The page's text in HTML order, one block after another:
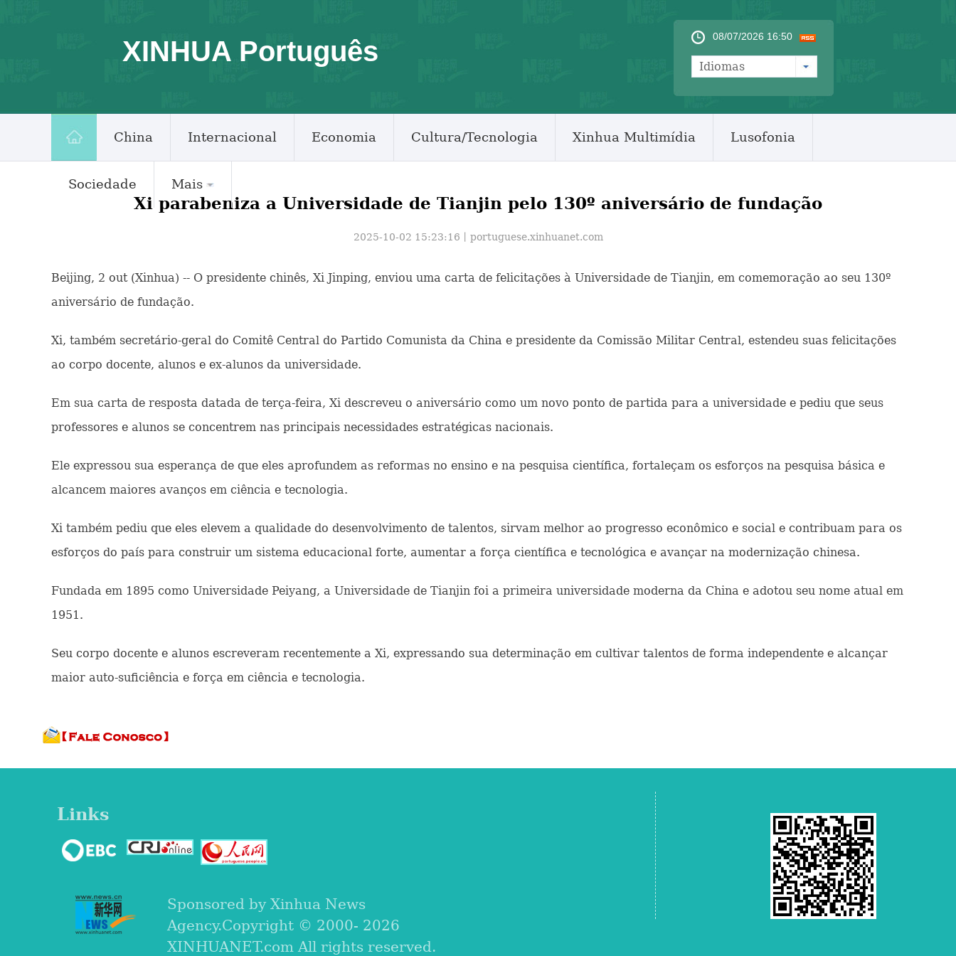
XINHUA Português 08/07/2026 16:50
Idiomas
China Internacional Economia Cultura/Tecnologia Xinhua Multimídia Lusofonia
Sociedade Mais
Xi parabeniza a Universidade de Tianjin pelo 130º aniversário de fundação
2025-10-02 15:23:16丨 portuguese.xinhuanet.com
Beijing, 2 out (Xinhua) -- O presidente chinês, Xi Jinping, enviou uma carta de felicitações à Universidade de Tianjin, em comemoração ao seu 130º
aniversário de fundação.
Xi, também secretário-geral do Comitê Central do Partido Comunista da China e presidente da Comissão Militar Central, estendeu suas felicitações
ao corpo docente, alunos e ex-alunos da universidade.
Em sua carta de resposta datada de terça-feira, Xi descreveu o aniversário como um novo ponto de partida para a universidade e pediu que seus
professores e alunos se concentrem nas principais necessidades estratégicas nacionais.
Ele expressou sua esperança de que eles aprofundem as reformas no ensino e na pesquisa científica, fortaleçam os esforços na pesquisa básica e
alcancem maiores avanços em ciência e tecnologia.
Xi também pediu que eles elevem a qualidade do desenvolvimento de talentos, sirvam melhor ao progresso econômico e social e contribuam para os
esforços do país para construir um sistema educacional forte, aumentar a força científica e tecnológica e avançar na modernização chinesa.
Fundada em 1895 como Universidade Peiyang, a Universidade de Tianjin foi a primeira universidade moderna da China e adotou seu nome atual em
1951.
Seu corpo docente e alunos escreveram recentemente a Xi, expressando sua determinação em cultivar talentos de forma independente e alcançar
maior auto-suficiência e força em ciência e tecnologia.
Links
Sponsored by Xinhua News
Agency.Copyright © 2000- 2026
XINHUANET.com All rights reserved.